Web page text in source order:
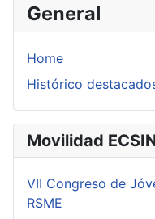
General
Home
Histórico
Movilidad
VII Congreso de
RSME